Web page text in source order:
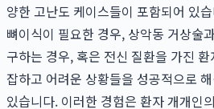
양한 고난도 케이스들이 포함되어 있
뼈이식이 필요한 경우, 상악동 거상술
구하는 경우, 혹은 전신 질환을 가진
잡하고 어려운 상황들을 성공적으로
있습니다. 이러한 경험은 환자 개개인